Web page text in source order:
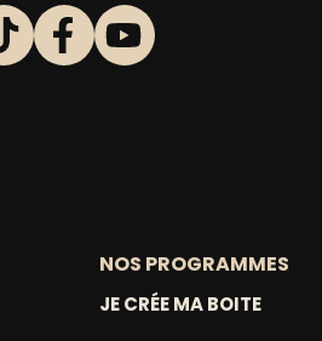
NOS PROGRAMMES
JE CRÉE MA BOITE